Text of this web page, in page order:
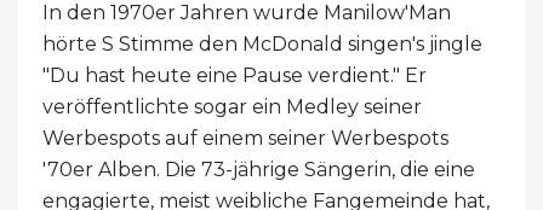
In den 1970er Jahren wurde Manilow'Man
hörte S Stimme den McDonald singen's jingle
"Du hast heute eine Pause verdient." Er
veröffentlichte sogar ein Medley seiner
Werbespots auf einem seiner Werbespots
'70er Alben. Die 73-jährige Sängerin, die eine
engagierte, meist weibliche Fangemeinde hat,